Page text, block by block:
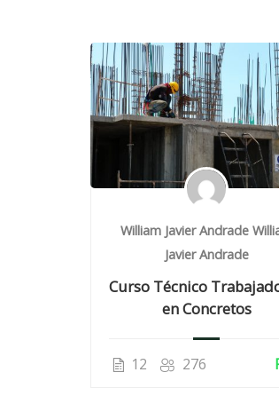
William Javier Andrade
Javier Andrade
Curso Técnico
en Concretos
12 276